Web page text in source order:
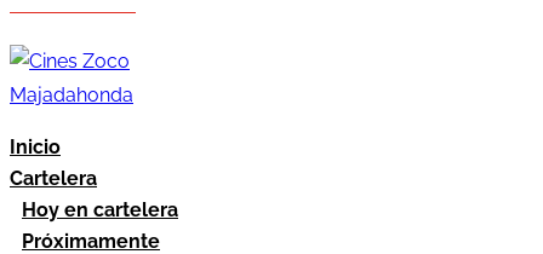
Inicio
Cartelera
Hoy en cartelera
Próximamente